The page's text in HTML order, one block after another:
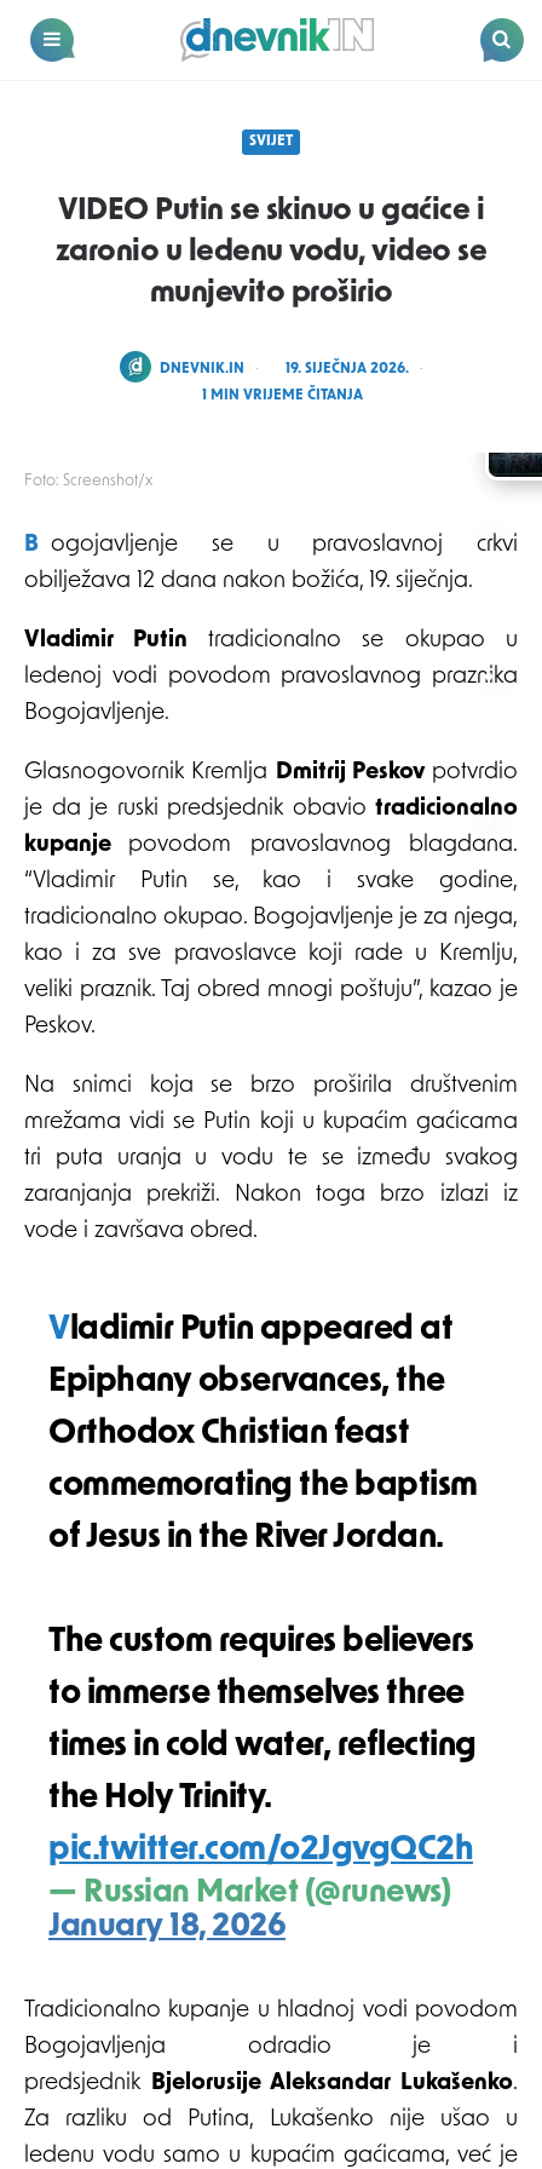
Dnevnik.in
Foto: Screenshot/x
SVIJET
VIDEO Putin se skinuo u gaćice i
zaronio u ledenu vodu, video se
munjevito proširio
POSTED
DNEVNIK.IN
19. SIJEČNJA 2026.
1 MIN VRIJEME ČITANJA
Bogojavljenje se u pravoslavnoj crkvi
obilježava 12 dana nakon božića, 19. siječnja.
Vladimir Putin tradicionalno se okupao u
ledenoj vodi povodom pravoslavnog praznika
Bogojavljenje.
Glasnogovornik Kremlja Dmitrij Peskov potvrdio
je da je ruski predsjednik obavio tradicionalno
kupanje povodom pravoslavnog blagdana.
“Vladimir Putin se, kao i svake godine,
tradicionalno okupao. Bogojavljenje je za njega,
kao i za sve pravoslavce koji rade u Kremlju,
veliki praznik. Taj obred mnogi poštuju”, kazao je
Peskov.
Na snimci koja se brzo proširila društvenim
mrežama vidi se Putin koji u kupaćim gaćicama
tri puta uranja u vodu te se između svakog
zaranjanja prekriži. Nakon toga brzo izlazi iz
vode i završava obred.
Vladimir Putin appeared at
Epiphany observances, the
Orthodox Christian feast
commemorating the baptism
of Jesus in the River Jordan.
The custom requires believers
to immerse themselves three
times in cold water, reflecting
the Holy Trinity.
pic.twitter.com/o2JgvgQC2h
— Russian Market (@runews)
January 18, 2026
Tradicionalno kupanje u hladnoj vodi povodom
Bogojavljenja odradio je i
predsjednik Bjelorusije Aleksandar Lukašenko.
Za razliku od Putina, Lukašenko nije ušao u
ledenu vodu samo u kupaćim gaćicama, već je